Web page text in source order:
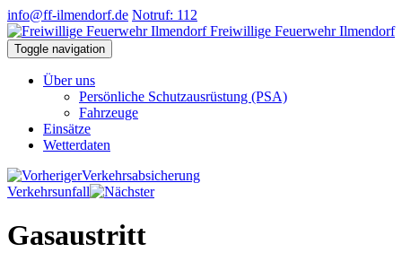
info@ff-ilmendorf.de Notruf: 112
Freiwillige Feuerwehr Ilmendorf
Toggle navigation
Über uns
Persönliche Schutzausrüstung (PSA)
Fahrzeuge
Einsätze
Wetterdaten
Verkehrsabsicherung
Verkehrsunfall
Gasaustritt